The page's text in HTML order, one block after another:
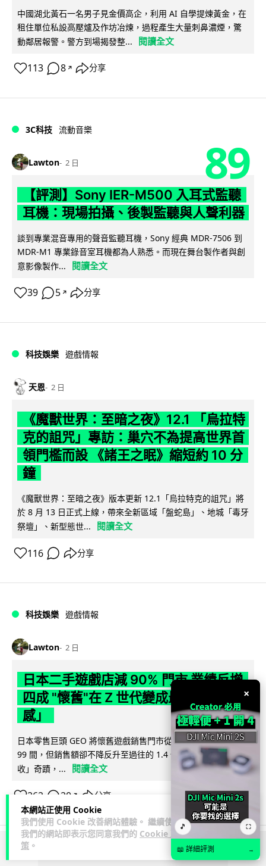
本網站正使用 Cookie
我們使用 Cookie 改善網站體驗。 繼續使用
我們的網站即表示您同意我們的 Cookie 政
策 。
中國湖北黃石一名男子見金價高企，利用 AI 自學提煉黃金，在
租住單位私設高壓爐及作坊冶煉，過程產生大量刺鼻濃煙，驚
動鄰居報警。警方到場揭發整...
閱讀全文
113 8 ↗ 分享
3C科技 流動音樂
Lawton 2 日 89
【評測】Sony IER-M500 入耳式監聽
耳機：現場拍攝、後製監聽與人聲利器
談到專業混音專用的聲音監聽耳機，Sony 經典 MDR-7506 到
MDR-M1 專業錄音室耳機都為人熟悉。而現在舞台製作者與創
意影像製作...
閱讀全文
39 5 ↗ 分享
科技娛樂 遊戲情報
天恩 2 日
《魔獸世界：至暗之夜》12.1 「烏拉特
克的詛咒」專訪：巢穴不為提高世界首
領門檻而設 《諸王之眠》縮短約 10 分
鐘
《魔獸世界：至暗之夜》版本更新 12.1「烏拉特克的詛咒」將
於 8 月 13 日正式上線，帶來全新區域「盤蛇島」、地城「毒牙
祭壇」、新型態世...
閱讀全文
116 分享
科技娛樂 遊戲情報
Lawton 2 日
日本二手遊戲店減 90% 門市 業績反增
四成 "懷舊"在 Z 世代變成最潮「新鮮
感」
日本零售巨頭 GEO 將懷舊遊戲銷售門市從 1,000 間大幅減至
99 間，但銷售額卻不降反升至過往的 1.4 倍。做到「減店增
收」奇蹟，...
閱讀全文
262 20 ↗ 分享
×
🎵 ⛶
📖 詳細評測 →